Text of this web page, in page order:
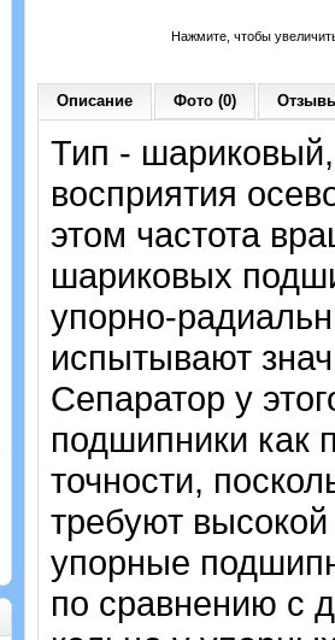
Нажмите, чтобы
Описание Фото (0)
Тип -
восприятия
этом частота
шариковых
упорно-
испытывают
Сепаратор у
подшипники как
точности,
требуют
упорные
по сравнению с